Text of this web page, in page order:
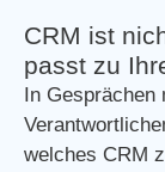
CRM ist
passt zu
In Gesprächen
welches CRM